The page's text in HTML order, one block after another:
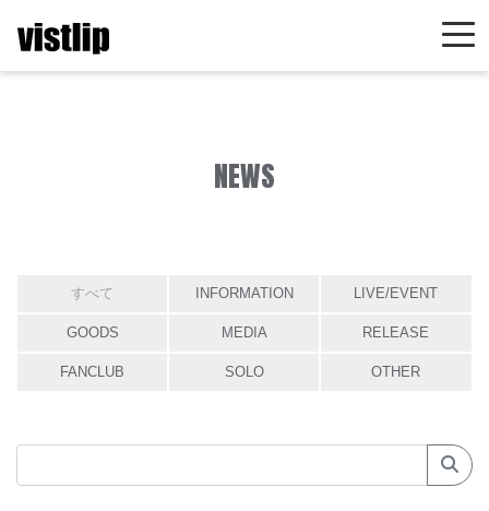
NEWS
すべて INFORMATION LIVE/EVENT
GOODS MEDIA RELEASE
FANCLUB SOLO OTHER